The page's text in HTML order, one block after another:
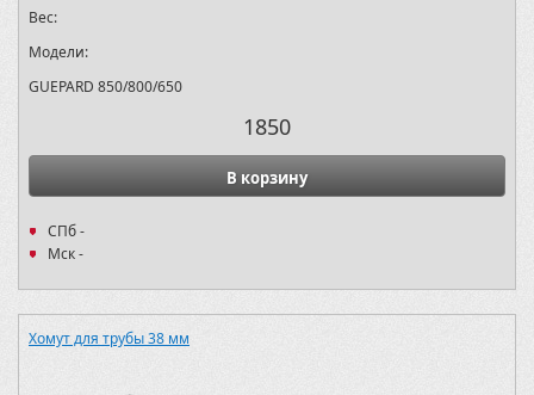
Вес:
Модели:
GUEPARD 850/800/650
1850
В корзину
СПб -
Мск -
Хомут для трубы 38 мм